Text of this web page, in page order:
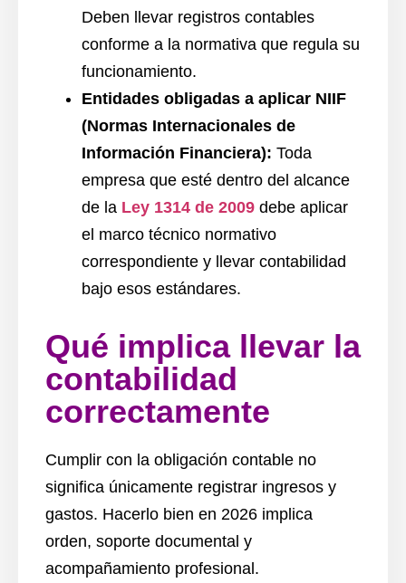
Deben llevar registros contables
conforme a la normativa que regula su
funcionamiento.
Entidades obligadas a aplicar NIIF
(Normas Internacionales de
Información Financiera): Toda
empresa que esté dentro del alcance
de la Ley 1314 de 2009 debe aplicar
el marco técnico normativo
correspondiente y llevar contabilidad
bajo esos estándares.
Qué implica llevar la
contabilidad
correctamente
Cumplir con la obligación contable no
significa únicamente registrar ingresos y
gastos. Hacerlo bien en 2026 implica
orden, soporte documental y
acompañamiento profesional.